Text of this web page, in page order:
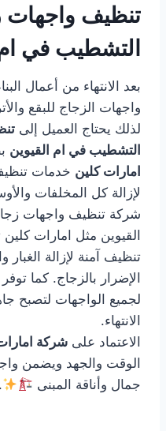
تنظيف واجهات
التشطيب في ام
بعد الانتهاء من أعمال
واجهات الزجاج للبقع
لذلك يحتاج العميل إلى
التشطيب في ام القيوين
امارات كلين خدمات
لإزالة كل المخلفات
شركة تنظيف واجهات
القيوين مثل امارات
تنظيف آمنة لإزالة
الإضرار بالزجاج. كما
لجميع الواجهات لتصبح
الانتهاء.
الاعتماد على شركة
الوقت والجهد ويضمن
جمال وأناقة المبنى
.